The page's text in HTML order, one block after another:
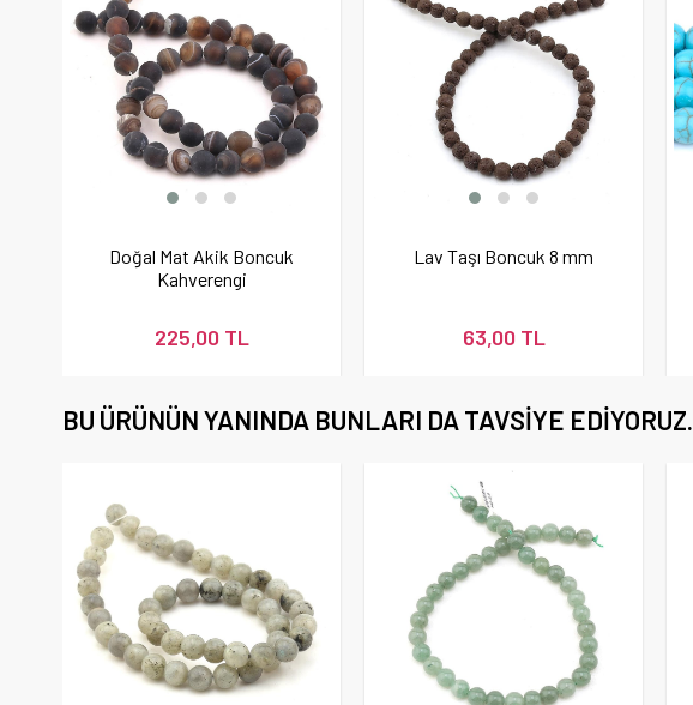
Doğal Mat Akik Boncuk
Kahverengi
225,00 TL
Lav Taşı Boncuk 8 mm
63,00 TL
BU ÜRÜNÜN YANINDA BUNLARI DA TAVSIYE EDIYORUZ.